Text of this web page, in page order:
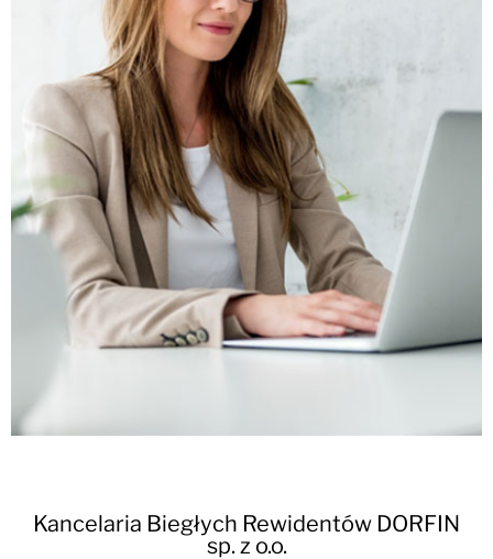
Kancelaria Biegłych Rewidentów DORFIN
sp. z o.o.